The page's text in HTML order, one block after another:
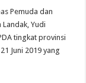
Pemuda dan
Yudi
tingkat provinsi
Juni 2019 yang